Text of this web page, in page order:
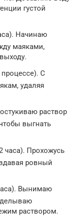
густой
Начинаю
маяками,
С
удаляя
раствор
выгнать
часа). Прохожусь
ровный
Вынимаю
раствором.